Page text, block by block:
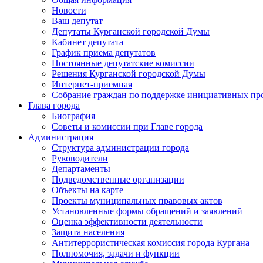
Новости
Ваш депутат
Депутаты Курганской городской Думы
Кабинет депутата
График приема депутатов
Постоянные депутатские комиссии
Решения Курганской городской Думы
Интернет-приемная
Собрание граждан по поддержке инициативных
Глава города
Биография
Советы и комиссии при Главе города
Администрация
Структура администрации города
Руководители
Департаменты
Подведомственные организации
Объекты на карте
Проекты муниципальных правовых актов
Установленные формы обращений и заявлений
Оценка эффективности деятельности
Защита населения
Антитеррористическая комиссия города Кургана
Полномочия, задачи и функции